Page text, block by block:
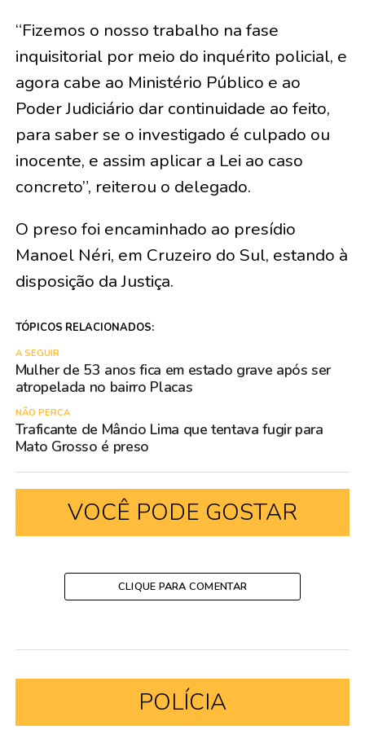
“Fizemos o nosso trabalho na fase
inquisitorial por meio do inquérito policial, e
agora cabe ao Ministério Público e ao
Poder Judiciário dar continuidade ao feito,
para saber se o investigado é culpado ou
inocente, e assim aplicar a Lei ao caso
concreto”, reiterou o delegado.
O preso foi encaminhado ao presídio
Manoel Néri, em Cruzeiro do Sul, estando à
disposição da Justiça.
TÓPICOS RELACIONADOS:
A SEGUIR
Mulher de 53 anos fica em estado grave após ser
atropelada no bairro Placas
NÃO PERCA
Traficante de Mâncio Lima que tentava fugir para
Mato Grosso é preso
VOCÊ PODE GOSTAR
CLIQUE PARA COMENTAR
POLÍCIA